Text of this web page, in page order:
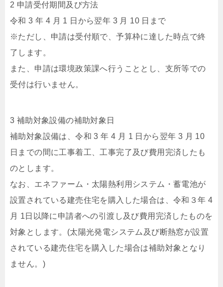
2 申請受付期間及び方法
令和 3 年 4 月 1 日から翌年 3 月 10 日まで
※ただし、申請は受付順で、予算枠に達した時点で終
了します。
また、申請は環境政策課へ行うこととし、支所等での
受付は行いません。
3 補助対象設備の補助対象日
補助対象設備は、令和 3 年 4 月 1 日から翌年 3 月 10
日までの間に工事着工、工事完了及び費用完済したも
のとします。
なお、エネファーム・太陽熱利用システム・蓄電池が
設置されている建売住宅を購入した場合は、令和３年 4
月 1日以降に申請者への引渡し及び費用完済したものを
対象とします。(太陽光発電システム及び断熱窓が設置
されている建売住宅を購入した場合は補助対象となり
ません。)